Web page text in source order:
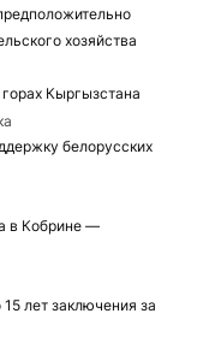
хозяйства
Кыргызстана
белорусских
в Кобрине —
лет заключения за